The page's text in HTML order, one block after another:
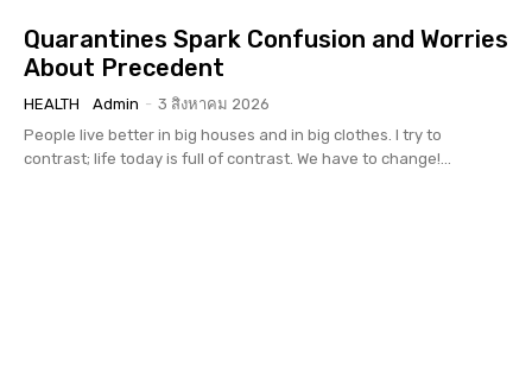
Quarantines Spark Confusion and Worries
About Precedent
HEALTH Admin - 3 สิงหาคม 2026
People live better in big houses and in big clothes. I try to
contrast; life today is full of contrast. We have to change!...